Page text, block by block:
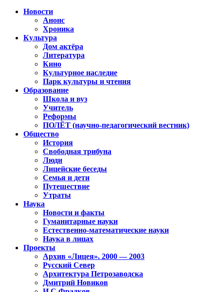
Новости
Анонс
Хроника
Культура
Дом актёра
Литература
Кино
Культурное наследие
Парк культуры и чтения
Образование
Школа и вуз
Учитель
Реформы
ПОЛЁТ (научно-педагогический вестник)
Общество
История
Свободная трибуна
Люди
Лицейские беседы
Семья и дети
Путешествие
Утраты
Наука
Новости и факты
Гуманитарные науки
Естественно-математические науки
Наука в лицах
Проекты
Архив «Лицея». 2000 — 2003
Русский Север
Архитектура Петрозаводска
Дмитрий Новиков